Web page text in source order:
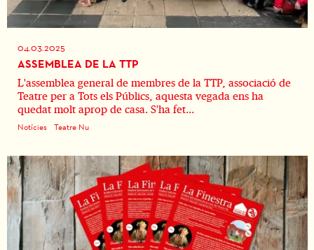
04.03.2025
ASSEMBLEA DE LA TTP
L'assemblea general de membres de la TTP, associació de
Teatre per a Tots els Públics, aquesta vegada ens ha
quedat molt aprop de casa. S'ha fet...
Notícies Teatre Nu